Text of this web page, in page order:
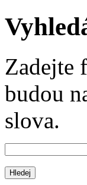
Zadejte
budou
slova.